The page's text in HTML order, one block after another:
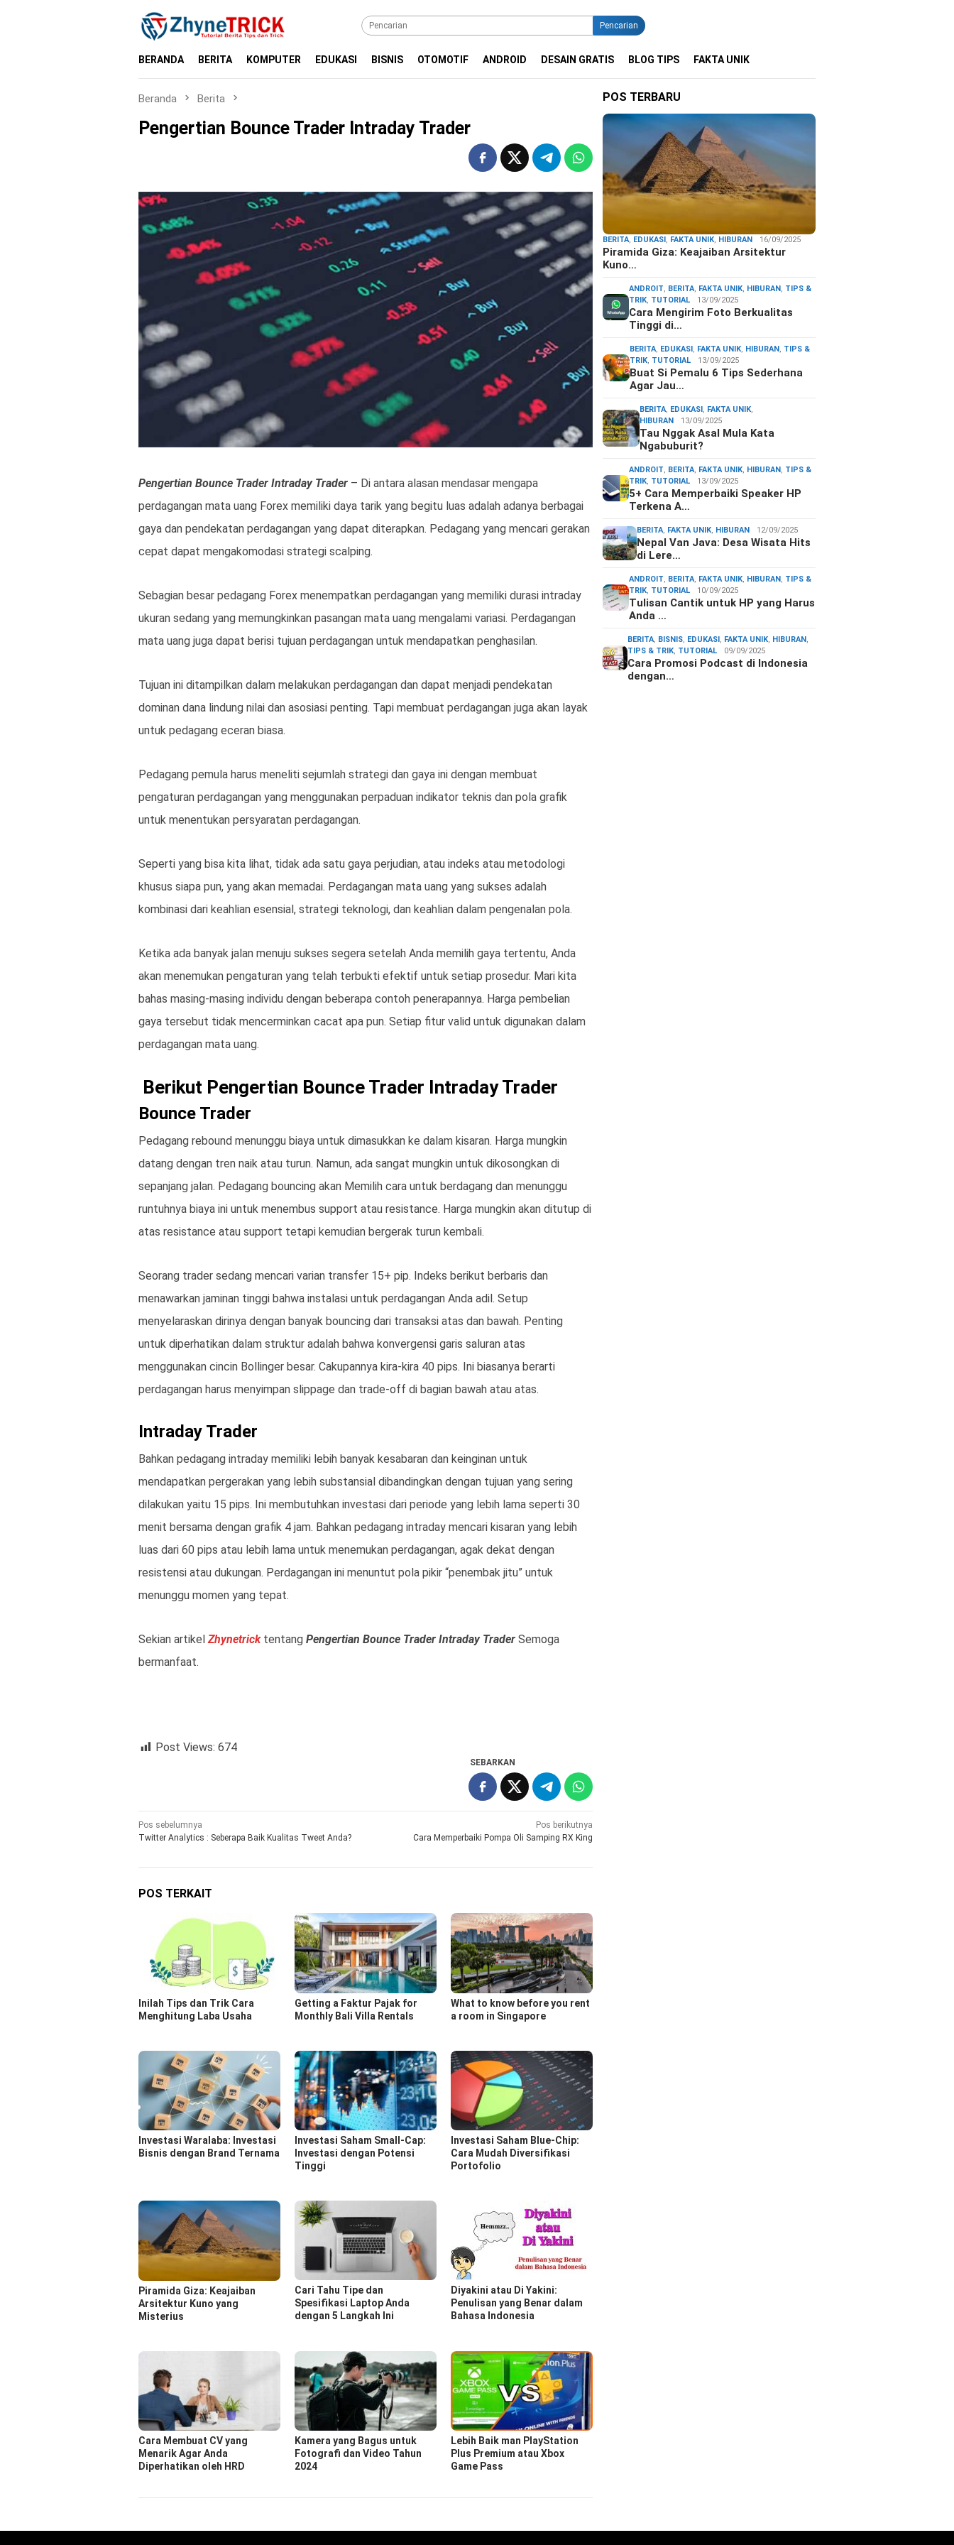
Pencarian
BERANDA BERITA KOMPUTER EDUKASI BISNIS OTOMOTIF ANDROID DESAIN GRATIS BLOG TIPS FAKTA UNIK
Beranda Berita
Pengertian Bounce Trader Intraday Trader
Pengertian Bounce Trader Intraday Trader – Di antara alasan mendasar mengapa
perdagangan mata uang Forex memiliki daya tarik yang begitu luas adalah adanya berbagai
gaya dan pendekatan perdagangan yang dapat diterapkan. Pedagang yang mencari gerakan
cepat dapat mengakomodasi strategi scalping.
Sebagian besar pedagang Forex menempatkan perdagangan yang memiliki durasi intraday
ukuran sedang yang memungkinkan pasangan mata uang mengalami variasi. Perdagangan
mata uang juga dapat berisi tujuan perdagangan untuk mendapatkan penghasilan.
Tujuan ini ditampilkan dalam melakukan perdagangan dan dapat menjadi pendekatan
dominan dana lindung nilai dan asosiasi penting. Tapi membuat perdagangan juga akan layak
untuk pedagang eceran biasa.
Pedagang pemula harus meneliti sejumlah strategi dan gaya ini dengan membuat
pengaturan perdagangan yang menggunakan perpaduan indikator teknis dan pola grafik
untuk menentukan persyaratan perdagangan.
Seperti yang bisa kita lihat, tidak ada satu gaya perjudian, atau indeks atau metodologi
khusus siapa pun, yang akan memadai. Perdagangan mata uang yang sukses adalah
kombinasi dari keahlian esensial, strategi teknologi, dan keahlian dalam pengenalan pola.
Ketika ada banyak jalan menuju sukses segera setelah Anda memilih gaya tertentu, Anda
akan menemukan pengaturan yang telah terbukti efektif untuk setiap prosedur. Mari kita
bahas masing-masing individu dengan beberapa contoh penerapannya. Harga pembelian
gaya tersebut tidak mencerminkan cacat apa pun. Setiap fitur valid untuk digunakan dalam
perdagangan mata uang.
Berikut Pengertian Bounce Trader Intraday Trader
Bounce Trader
Pedagang rebound menunggu biaya untuk dimasukkan ke dalam kisaran. Harga mungkin
datang dengan tren naik atau turun. Namun, ada sangat mungkin untuk dikosongkan di
sepanjang jalan. Pedagang bouncing akan Memilih cara untuk berdagang dan menunggu
runtuhnya biaya ini untuk menembus support atau resistance. Harga mungkin akan ditutup di
atas resistance atau support tetapi kemudian bergerak turun kembali.
Seorang trader sedang mencari varian transfer 15+ pip. Indeks berikut berbaris dan
menawarkan jaminan tinggi bahwa instalasi untuk perdagangan Anda adil. Setup
menyelaraskan dirinya dengan banyak bouncing dari transaksi atas dan bawah. Penting
untuk diperhatikan dalam struktur adalah bahwa konvergensi garis saluran atas
menggunakan cincin Bollinger besar. Cakupannya kira-kira 40 pips. Ini biasanya berarti
perdagangan harus menyimpan slippage dan trade-off di bagian bawah atau atas.
Intraday Trader
Bahkan pedagang intraday memiliki lebih banyak kesabaran dan keinginan untuk
mendapatkan pergerakan yang lebih substansial dibandingkan dengan tujuan yang sering
dilakukan yaitu 15 pips. Ini membutuhkan investasi dari periode yang lebih lama seperti 30
menit bersama dengan grafik 4 jam. Bahkan pedagang intraday mencari kisaran yang lebih
luas dari 60 pips atau lebih lama untuk menemukan perdagangan, agak dekat dengan
resistensi atau dukungan. Perdagangan ini menuntut pola pikir “penembak jitu” untuk
menunggu momen yang tepat.
Sekian artikelZhynetricktentang Pengertian Bounce Trader Intraday Trader Semoga
bermanfaat.
Post Views: 674
SEBARKAN
Navigasi
pos
Pos sebelumnya
Twitter Analytics : Seberapa Baik Kualitas Tweet Anda?
Pos berikutnya
Cara Memperbaiki Pompa Oli Samping RX King
POS TERKAIT
Inilah Tips dan Trik Cara
Menghitung Laba Usaha
Getting a Faktur Pajak for
Monthly Bali Villa Rentals
What to know before you rent
a room in Singapore
Investasi Waralaba: Investasi
Bisnis dengan Brand Ternama
Investasi Saham Small-Cap:
Investasi dengan Potensi
Tinggi
Investasi Saham Blue-Chip:
Cara Mudah Diversifikasi
Portofolio
Piramida Giza: Keajaiban
Arsitektur Kuno yang
Misterius
Cari Tahu Tipe dan
Spesifikasi Laptop Anda
dengan 5 Langkah Ini
Diyakini atau Di Yakini:
Penulisan yang Benar dalam
Bahasa Indonesia
Cara Membuat CV yang
Menarik Agar Anda
Diperhatikan oleh HRD
Kamera yang Bagus untuk
Fotografi dan Video Tahun
2024
Lebih Baik man PlayStation
Plus Premium atau Xbox
Game Pass
POS TERBARU
BERITA, EDUKASI, FAKTA UNIK, HIBURAN 16/09/2025
Piramida Giza: Keajaiban Arsitektur
Kuno…
ANDROIT, BERITA, FAKTA UNIK, HIBURAN, TIPS &
TRIK, TUTORIAL 13/09/2025
Cara Mengirim Foto Berkualitas
Tinggi di…
BERITA, EDUKASI, FAKTA UNIK, HIBURAN, TIPS &
TRIK, TUTORIAL 13/09/2025
Buat Si Pemalu 6 Tips Sederhana
Agar Jau…
BERITA, EDUKASI, FAKTA UNIK,
HIBURAN
13/09/2025
Tau Nggak Asal Mula Kata
Ngabuburit?
ANDROIT, BERITA, FAKTA UNIK, HIBURAN, TIPS &
TRIK, TUTORIAL 13/09/2025
5+ Cara Memperbaiki Speaker HP
Terkena A…
BERITA, FAKTA UNIK, HIBURAN 12/09/2025
Nepal Van Java: Desa Wisata Hits
di Lere…
ANDROIT, BERITA, FAKTA UNIK, HIBURAN, TIPS &
TRIK, TUTORIAL 10/09/2025
Tulisan Cantik untuk HP yang Harus
Anda …
BERITA, BISNIS, EDUKASI, FAKTA UNIK, HIBURAN,
TIPS & TRIK, TUTORIAL 09/09/2025
Cara Promosi Podcast di Indonesia
dengan…